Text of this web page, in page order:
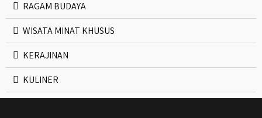
RAGAM BUDAYA
WISATA MINAT KHUSUS
KERAJINAN
KULINER